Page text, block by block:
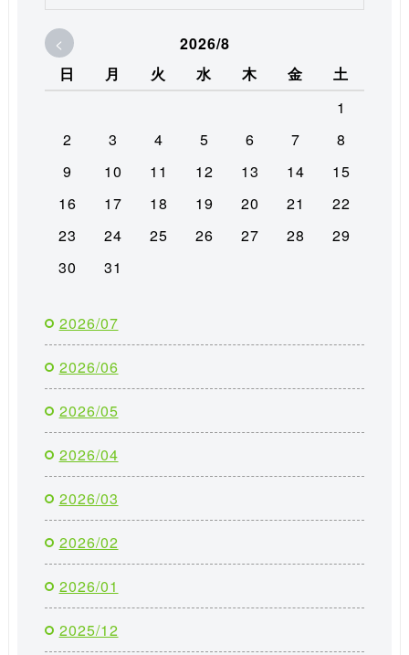
<
2026/8
日
月 火 水 木 金
土
1
2
3 4 5 6 7
8
9
10 11 12 13 14
15
16
17 18 19 20 21
22
23
24 25 26 27 28
29
30
31
2026/07
2026/06
2026/05
2026/04
2026/03
2026/02
2026/01
2025/12